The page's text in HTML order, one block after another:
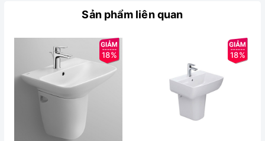
Sản phẩm liên quan
18% 18%